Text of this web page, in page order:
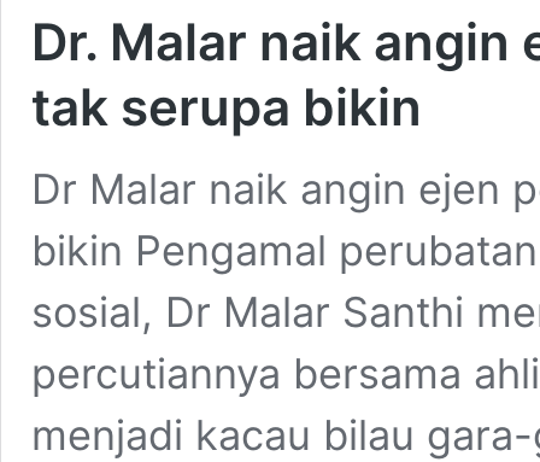
Dr. Malar naik
tak serupa bikin
Dr Malar naik angin ejen
bikin Pengamal
sosial, Dr Malar Santhi
percutiannya bersama
menjadi kacau bilau